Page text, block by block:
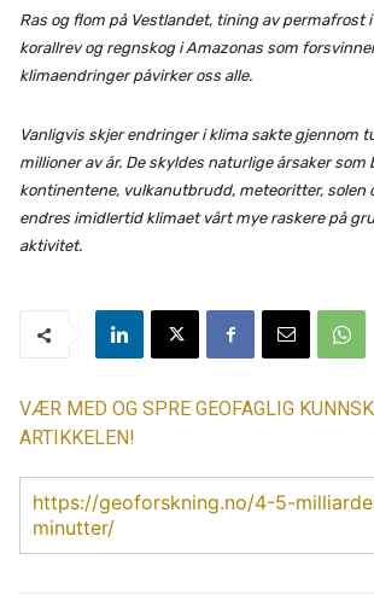
Ras og flom på Vestlandet, tining av permafrost
korallrev og regnskog i Amazonas som
klimaendringer påvirker oss alle.
Vanligvis skjer endringer i klima sakte gjennom
millioner av år. De skyldes naturlige årsaker som
kontinentene, vulkanutbrudd, meteoritter, solen
endres imidlertid klimaet vårt mye raskere på
aktivitet.
VÆR MED OG SPRE GEOFAGLIG
ARTIKKELEN!
https://geoforskning.no/4-5-
minutter/